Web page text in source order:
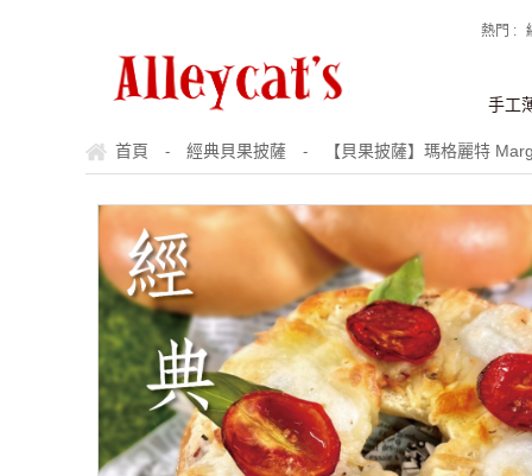
熱門 :
手工
首頁 - 經典貝果披薩 - 【貝果披薩】瑪格麗特